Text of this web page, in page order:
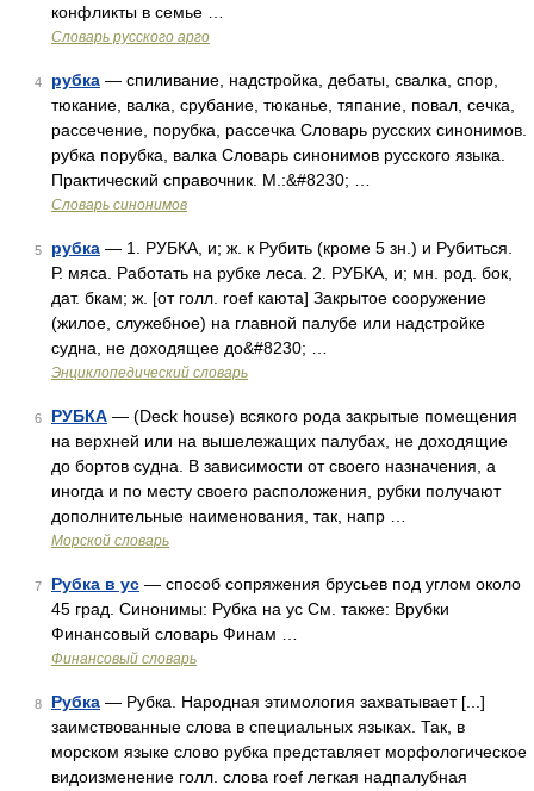
конфликты в семье …
Словарь русского арго
4 рубка — спиливание, надстройка, дебаты, свалка, спор,
тюкание, валка, срубание, тюканье, тяпание, повал, сечка,
рассечение, порубка, рассечка Словарь русских синонимов.
рубка порубка, валка Словарь синонимов русского языка.
Практический справочник. М.:&#8230; …
Словарь синонимов
5 рубка — 1. РУБКА, и; ж. к Рубить (кроме 5 зн.) и Рубиться.
Р. мяса. Работать на рубке леса. 2. РУБКА, и; мн. род. бок,
дат. бкам; ж. [от голл. roef каюта] Закрытое сооружение
(жилое, служебное) на главной палубе или надстройке
судна, не доходящее до&#8230; …
Энциклопедический словарь
6 РУБКА — (Deck house) всякого рода закрытые помещения
на верхней или на вышележащих палубах, не доходящие
до бортов судна. В зависимости от своего назначения, а
иногда и по месту своего расположения, рубки получают
дополнительные наименования, так, напр …
Морской словарь
7 Рубка в ус — способ сопряжения брусьев под углом около
45 град. Синонимы: Рубка на ус См. также: Врубки
Финансовый словарь Финам …
Финансовый словарь
8 Рубка — Рубка. Народная этимология захватывает [...]
заимствованные слова в специальных языках. Так, в
морском языке слово рубка представляет морфологическое
видоизменение голл. слова roef легкая надпалубная